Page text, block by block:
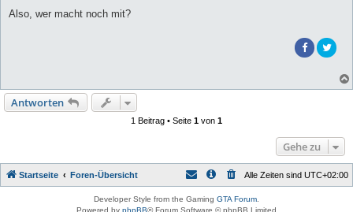
Also, wer macht noch mit?
Antworten
1 Beitrag • Seite 1 von 1
Gehe zu
Startseite Foren-Übersicht Alle Zeiten sind UTC+02:00
Developer Style from the Gaming GTA Forum
Powered by phpBB® Forum Software © phpBB Limited